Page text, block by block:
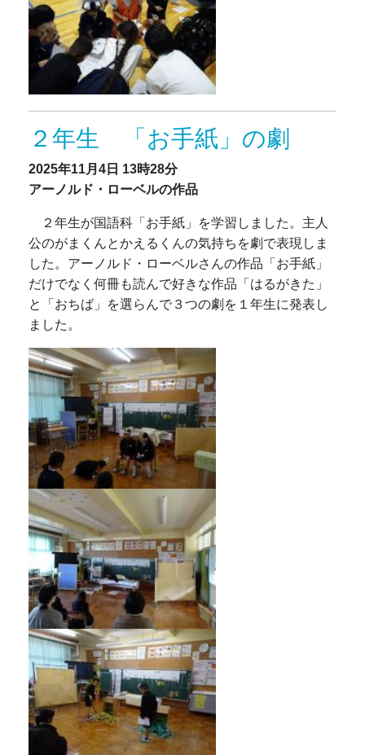
２年生 「お手紙」の劇
2025年11月4日 13時28分
アーノルド・ローベルの作品
２年生が国語科「お手紙」を学習しました。主人
公のがまくんとかえるくんの気持ちを劇で表現しま
した。アーノルド・ローベルさんの作品「お手紙」
だけでなく何冊も読んで好きな作品「はるがきた」
と「おちば」を選らんで３つの劇を１年生に発表し
ました。